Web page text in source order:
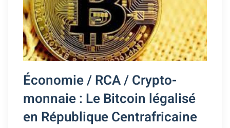
Économie / RCA / Crypto-
monnaie : Le Bitcoin légalisé
en République Centrafricaine